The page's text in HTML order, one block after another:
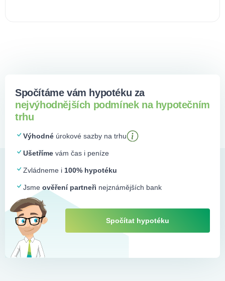
Spočítáme vám hypotéku za
nejvýhodnějších podmínek na hypotečním
trhu
Výhodné úrokové sazby na trhu
Ušetříme vám čas i peníze
Zvládneme i 100% hypotéku
Jsme ověření partneři nejznámějších bank
Spočítat hypotéku